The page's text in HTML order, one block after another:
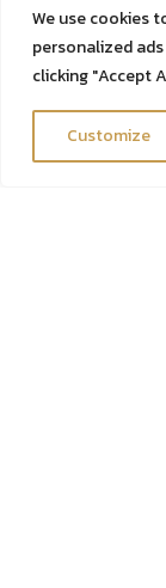
We use cookies
personalized
clicking "Accept
Customize
ดีท็อกซ์ล้างส
ดีท็อกซ์ลำไส้ สว
ดีท็อกซ์ตับ ล้างพิ